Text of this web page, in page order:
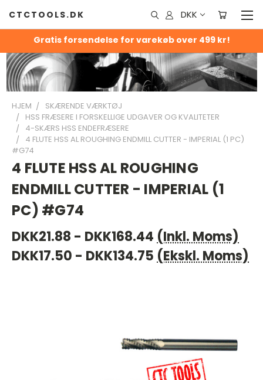
Gratis forsendelse for varekøb over 499 kr!
CTCTOOLS.DK DKK
HJEM
SKÆRENDE VÆRKTØJ
HSS FRÆSERE I FORSKELLIGE UDGAVER OG KVALITETER
4-SKÆRS HSS ENDEFRÆSERE
4 FLUTE HSS AL ROUGHING ENDMILL CUTTER - IMPERIAL (1 PC)
#G74
4 FLUTE HSS AL ROUGHING
ENDMILL CUTTER - IMPERIAL (1
PC) #G74
DKK21.88 - DKK168.44 (Inkl. Moms)
DKK17.50 - DKK134.75 (Ekskl. Moms)